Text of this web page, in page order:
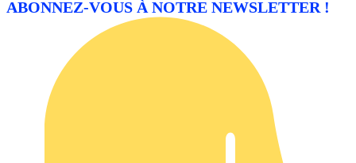
ABONNEZ-VOUS À NOTRE NEWSLETTER !